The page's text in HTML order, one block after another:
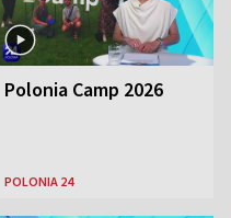
Polonia Camp 2026
POLONIA 24